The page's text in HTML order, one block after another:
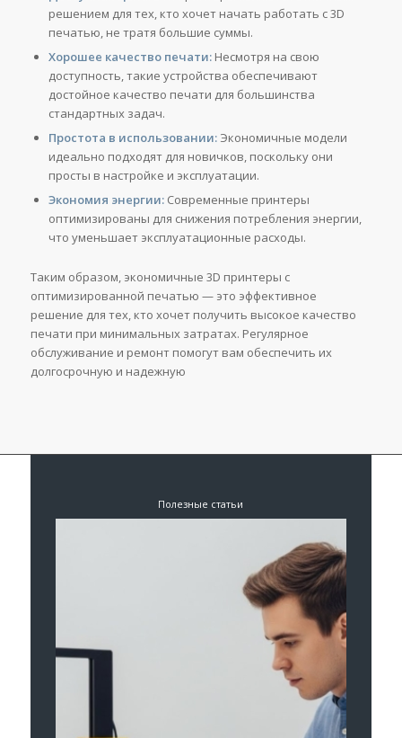
решением для тех, кто хочет начать работать с 3D
печатью, не тратя большие суммы.
Хорошее качество печати:Несмотря на свою
доступность, такие устройства обеспечивают
достойное качество печати для большинства
стандартных задач.
Простота в использовании:Экономичные модели
идеально подходят для новичков, поскольку они
просты в настройке и эксплуатации.
Экономия энергии:Современные принтеры
оптимизированы для снижения потребления энергии,
что уменьшает эксплуатационные расходы.
Таким образом, экономичные 3D принтеры с
оптимизированной печатью — это эффективное
решение для тех, кто хочет получить высокое качество
печати при минимальных затратах. Регулярное
обслуживание и ремонт помогут вам обеспечить их
долгосрочную и надежную
Полезные статьи